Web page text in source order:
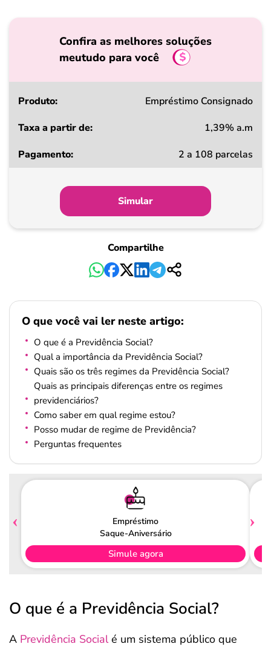
Confira as melhores soluções
meutudo para você
Produto
a
Pagamento
Empréstimo Consignado
1,39% a.m
2 a 108 parcelas
Simular
Compartilhe
O que você vai ler neste artigo:
O que é a Previdência Social?
Qual a importância da Previdência Social?
Quais são os três regimes da Previdência Social?
Quais as principais diferenças entre os regimes
previdenciários?
Como saber em qual regime estou?
Posso mudar de regime de Previdência?
Perguntas frequentes
Empréstimo
Saque-Aniversário
Simule agora
O que é a Previdência Social?
A Previdência Socialé um sistema público que